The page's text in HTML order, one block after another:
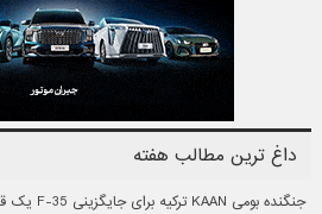
داغ ترین مطالب هفته
جنگنده بومی KAAN ترکیه برای جایگزینی F-35 یک قدم به نخستین پرواز نزدیک‌تر شد